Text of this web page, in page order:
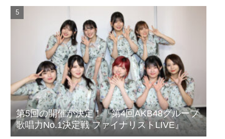
第5回の開催が決定！『第4回AKB48グループ
歌唱力No.1決定戦 ファイナリストLIVE』